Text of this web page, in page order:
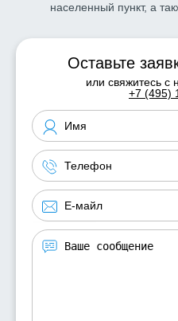
населенный пункт, а
Оставьте
или свяжитесь с
+7 (495)